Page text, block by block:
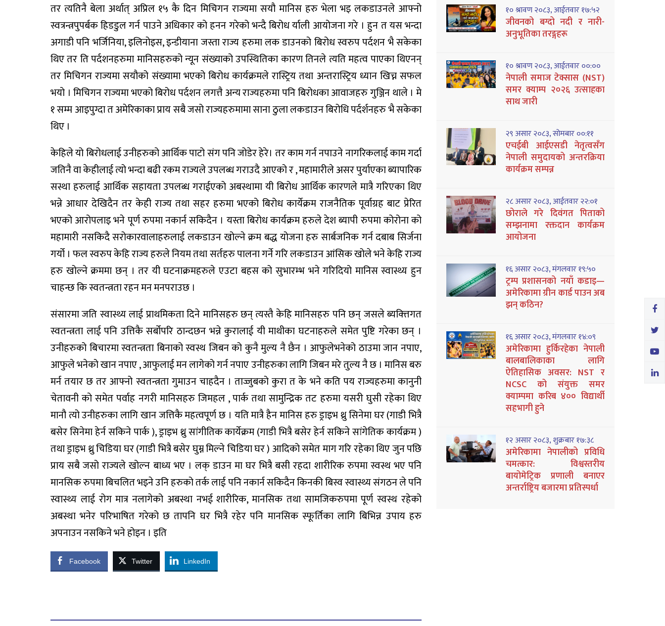
तर त्यतिनै बेला अर्थात् अप्रिल १५ कै दिन मिचिगन राज्यमा सयौ मानिस हरु भेला भइ लकडाउनले आफ्नो
स्वत्रन्त्रपुपर्बक हिडडुल गर्न पाउने अधिकार को हनन गरेको भन्दै बिरोध र्याली आयोजना गरे । हुन त यस भन्दा
अगाडी पनि भर्जिनिया, इलिनोइस, इन्डीयाना जस्ता राज्य हरुमा लक डाउनको बिरोध स्वरुप पर्दशन भै सकेका
थिए तर ति पर्दशनहरुमा मानिसहरुको न्यून संख्याको उपस्थितिका कारण तिनले त्यति महत्व पाएका थिएनन्
तर मिचिगन राज्यमा सयौको संख्यामा भएको बिरोध कार्यक्रमले रास्ट्रिय तथा अन्तरास्ट्रिय ध्यान खिच्न सफल
भयो । मिचिगन राज्यमा भएको बिरोध पर्दशन लगत्तै अन्य राज्यहरुमा पनि बिरोधका आवाजहरु गुञ्जिन थाले । मे
१ सम्म आइपुग्दा त अमेरिकाका प्राय सबै जसो राज्यहरुमामा साना ठुला लकडाउन बिरोधि पर्दर्शनहरु भै सकेका
थिए ।
केहिले यो बिरोधलाई उनीहरुको आर्थिक पाटो संग पनि जोडेर हेरे। तर काम गर्न नपाउने नागरिकलाई काम गर्दा
जतिनै वा केहीलाई त्यो भन्दा बढी रकम राज्यले उपलब्ध गराउदै आएको र , महामारीले असर पुर्याएका ब्यापारिक
सस्था हरुलाई आर्थिक सहायता उपलब्ध गराईएको अबस्थामा यी बिरोध आर्थिक कारणले मात्रै गरिएका थिए
भन्ने आधार देखिदैन तर केही राज्य तथा सहर हरुमा भएको बिरोध कार्येक्रम राजनैतिक पूर्वाग्रह बाट प्रेरित
भएको आरोपलाइ भने पूर्ण रुपमा नकार्न सकिदैन । यस्ता बिरोध कार्यक्रम हरुले देश ब्यापी रुपमा कोरोना को
महामारी नसकिदै सरोकारवालाहरुलाई लकडाउन खोल्ने क्रम बद्ध योजना हरु सार्बजनिक गर्न दबाब सिर्जना
गर्यो । फल स्वरुप केहि राज्य हरुले नियम तथा सर्तहरु पालना गर्ने गरि लकडाउन आंसिक खोले भने केहि राज्य
हरु खोल्ने क्रममा छन् । तर यी घटनाक्रमहरुले एउटा बहस को सुभारम्भ भने गरिदियो मानिस स्वास्थ्य हुन
चाहन्छ कि स्वतन्त्रता रहन मन मनपराउछ ।
संसारमा जति स्वास्थ्य लाई प्राथमिकता दिने मानिसहरु छन् त्यस्तै केहि मानिसहरु पनि छन् जसले ब्यक्त्तिगत
स्वतन्त्रता लाई पनि उत्तिकै सर्बोपरि ठान्दछन भन्ने कुरालाई यी माथीका घटनाहरुले समेत पुष्टि गरेका छन् ।
उनीहरुको बिचारमा स्वतन्त्रता बिनाको स्वस्थ जिबन को कुनै मुल्य नै छैन । आफुलेभनेको ठाउमा जान नपाए,
आफुले भनेको खान नपाए , आफुलाई मन लागेको गर्न नपाए उनीहरुका लागि जिबन मरे तुल्य नै छ । मानिस बरु
मर्न तयार छ तर आफ्नो स्वतन्त्रता गुमाउन चाहदैन । ताज्जुबको कुरा त के भने कति पय राज्यहरुमा कानुनी
चेतावनी को समेत पर्वाह नगरी मानिसहरु जिमहल , पार्क तथा सामुन्द्रिक तट हरुमा यसरी घुसी रहेका थिए
मानौ त्यो उनीहरुका लागि खान जत्तिकै महत्वपूर्ण छ । यति मात्रै हैन मानिस हरु ड्राइभ थ्रु सिनेमा घर (गाडी भित्रै
बसेर सिनेमा हेर्न सकिने पार्क ), ड्राइभ थ्रु सांगीतिक कार्येक्रम (गाडी भित्रै बसेर हेर्न सकिने सांगेतिक कार्यक्रम )
तथा ड्राइभ थ्रु चिडिया घर (गाडी भित्रै बसेर घुम्न मिल्ने चिडिया घर ) आदिको समेत माग गरि रहेका थिए जुन पछि
प्राय सबै जसो राज्यले खोल्न बाध्य भए । लक् डाउन मा घर भित्रै बसी रहदा शारीरिक रुपमा स्वस्थ भए पनि
मानसिक रुपमा बिचलित भइने उनि हरुको तर्क लाई पनि नकार्न सकिदैन किनकी बिस्व स्वास्थ्य संगठन ले पनि
स्वास्थ्य लाई रोग मात्र नलागेको अबस्था नभई शारीरिक, मानसिक तथा सामजिकरुपमा पूर्ण स्वस्थ रहेको
अबस्था भनेर परिभाषित गरेको छ तापनि घर भित्रै रहेर पनि मानसिक स्फूर्तिका लागि बिभिन्न उपाय हरु
अपनाउन नसकिने भने होइन । इति
Facebook Twitter LinkedIn
१० श्रावण २०८३, आईतवार १७:५२
जीवनको बग्दो नदी र नारी-
अनुभूतिका तरङ्गहरू
१० श्रावण २०८३, आईतवार ००:००
नेपाली समाज टेक्सास (NST)
समर क्याम्प २०२६ उत्साहका
साथ जारी
२९ असार २०८३, सोमबार ००:११
एचईबी आईएसडी नेतृत्वसँग
नेपाली समुदायको अन्तरक्रिया
कार्यक्रम सम्पन्न
२८ असार २०८३, आईतवार २२:०१
छोराले गरे दिवंगत पिताको
सम्झनामा रक्तदान कार्यक्रम
आयोजना
१६ असार २०८३, मंगलवार १९:५०
ट्रम्प प्रशासनको नयाँ कडाइ—
अमेरिकामा ग्रीन कार्ड पाउन अब
झन् कठिन?
१६ असार २०८३, मंगलवार १४:०९
अमेरिकामा हुर्किरहेका नेपाली
बालबालिकाका लागि
ऐतिहासिक अवसर: NST र
NCSC को संयुक्त समर
क्याम्पमा करिब ४०० विद्यार्थी
सहभागी हुने
१२ असार २०८३, शुक्रबार १७:३८
अमेरिकामा नेपालीको प्रविधि
चमत्कार: विश्वस्तरीय
बायोमेट्रिक प्रणाली बनाएर
अन्तर्राष्ट्रिय बजारमा प्रतिस्पर्धा